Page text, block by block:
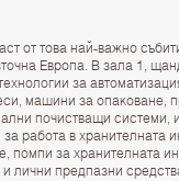
от това най-важно
Европа. В зала 1,
за
машини за опаковане,
почистващи системи,
работа в хранителната
помпи за хранителната
лични предпазни